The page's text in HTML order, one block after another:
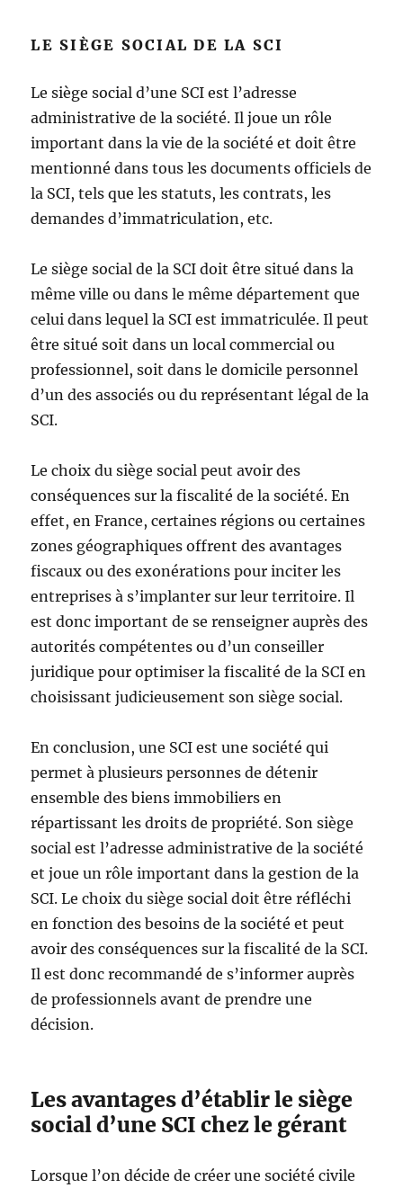
LE SIÈGE SOCIAL DE LA SCI
Le siège social d’une SCI est l’adresse
administrative de la société. Il joue un rôle
important dans la vie de la société et doit être
mentionné dans tous les documents officiels de
la SCI, tels que les statuts, les contrats, les
demandes d’immatriculation, etc.
Le siège social de la SCI doit être situé dans la
même ville ou dans le même département que
celui dans lequel la SCI est immatriculée. Il peut
être situé soit dans un local commercial ou
professionnel, soit dans le domicile personnel
d’un des associés ou du représentant légal de la
SCI.
Le choix du siège social peut avoir des
conséquences sur la fiscalité de la société. En
effet, en France, certaines régions ou certaines
zones géographiques offrent des avantages
fiscaux ou des exonérations pour inciter les
entreprises à s’implanter sur leur territoire. Il
est donc important de se renseigner auprès des
autorités compétentes ou d’un conseiller
juridique pour optimiser la fiscalité de la SCI en
choisissant judicieusement son siège social.
En conclusion, une SCI est une société qui
permet à plusieurs personnes de détenir
ensemble des biens immobiliers en
répartissant les droits de propriété. Son siège
social est l’adresse administrative de la société
et joue un rôle important dans la gestion de la
SCI. Le choix du siège social doit être réfléchi
en fonction des besoins de la société et peut
avoir des conséquences sur la fiscalité de la SCI.
Il est donc recommandé de s’informer auprès
de professionnels avant de prendre une
décision.
Les avantages d’établir le siège
social d’une SCI chez le gérant
Lorsque l’on décide de créer une société civile